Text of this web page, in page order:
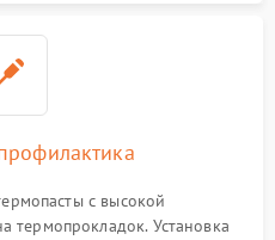
с высокой
термопрокладок. Установка